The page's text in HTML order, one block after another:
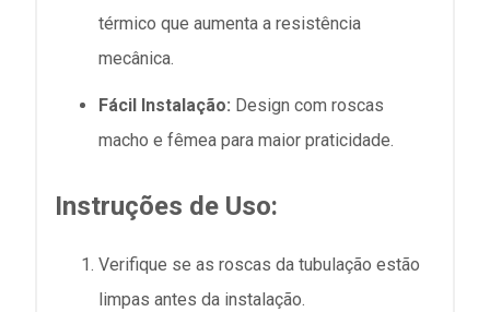
térmico que aumenta a resistência
mecânica.
Fácil Instalação: Design com roscas
macho e fêmea para maior praticidade.
Instruções de Uso:
Verifique se as roscas da tubulação estão
limpas antes da instalação.